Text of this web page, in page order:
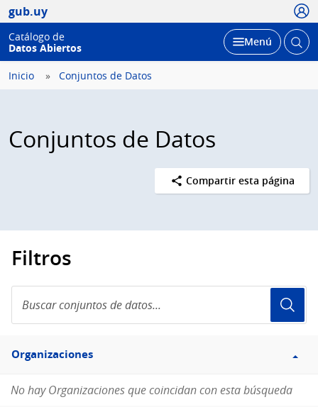
gub.uy
Catálogo de
Datos Abiertos
Desplegar
Menú Abrir
Inicio Conjuntos de Datos
Conjuntos de Datos
Compartir esta página
Filtros
conjuntos
de
Filtro
Organizaciones
Organizaciones
No hay Organizaciones que coincidan con esta búsqueda